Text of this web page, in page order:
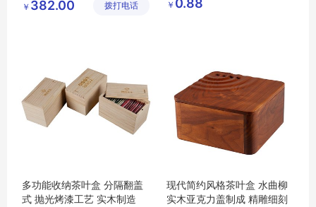
有限公司
￥ 382.00 拨打电话
超大容量防水收纳
￥ 0.88
多功能收纳茶叶盒 分隔翻盖
式 抛光烤漆工艺 实木制造
现代简约风格茶叶盒 水曲柳
实木亚克力盖制成 精雕细刻